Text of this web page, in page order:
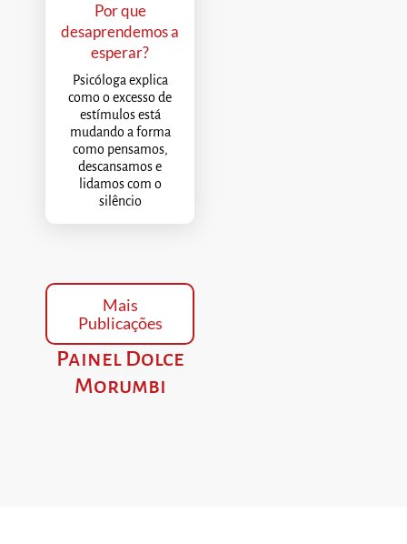
Por que
desaprendemos a
esperar?
Psicóloga explica
como o excesso de
estímulos está
mudando a forma
como pensamos,
descansamos e
lidamos com o
silêncio
Mais
Publicações
Painel Dolce
Morumbi